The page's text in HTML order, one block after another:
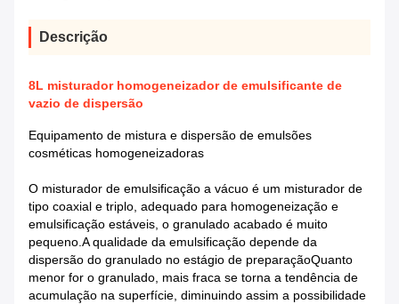
Descrição
8L misturador homogeneizador de emulsificante de
vazio de dispersão
Equipamento de mistura e dispersão de emulsões
cosméticas homogeneizadoras
O misturador de emulsificação a vácuo é um misturador de
tipo coaxial e triplo, adequado para homogeneização e
emulsificação estáveis, o granulado acabado é muito
pequeno.A qualidade da emulsificação depende da
dispersão do granulado no estágio de preparaçãoQuanto
menor for o granulado, mais fraca se torna a tendência de
acumulação na superfície, diminuindo assim a possibilidade